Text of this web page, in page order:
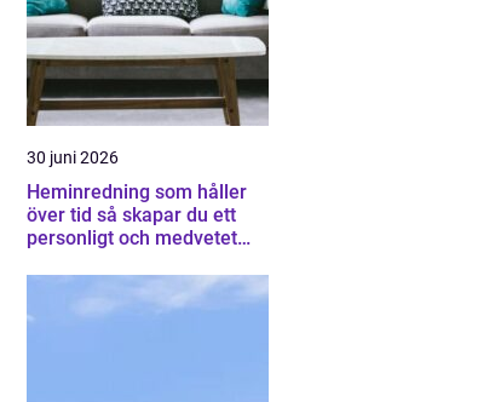
30 juni 2026
Heminredning som håller
över tid så skapar du ett
personligt och medvetet